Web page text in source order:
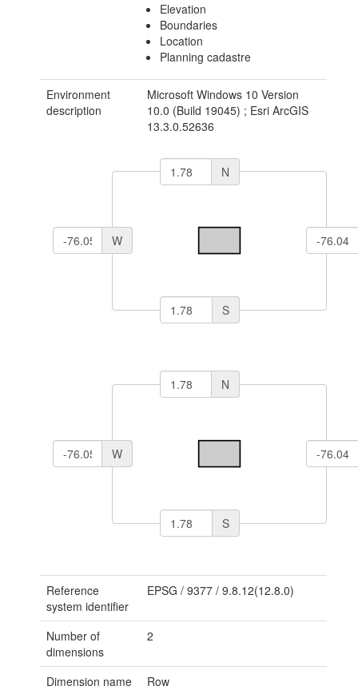
Elevation
Boundaries
Location
Planning cadastre
Environment
description
Microsoft Windows 10 Version
10.0 (Build 19045) ; Esri ArcGIS
13.3.0.52636
N
S
W
N
S
W
Reference
system identifier
EPSG / 9377/ 9.8.12(12.8.0)
Number of
dimensions
2
Dimension name
Row